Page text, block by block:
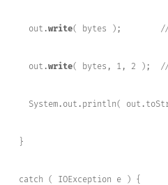
out.write( bytes );        //
out.write( bytes, 1, 2 );  //
System.out.println(
}
catch ( IOException e ) {